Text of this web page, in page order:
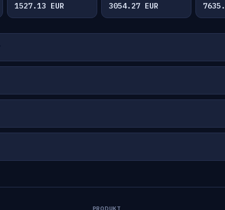
1527.13 EUR 3054.27 EUR
PRODUKT